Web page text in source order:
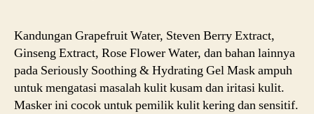
Kandungan Grapefruit Water, Steven Berry Extract,
Ginseng Extract, Rose Flower Water, dan bahan lainnya
pada Seriously Soothing & Hydrating Gel Mask ampuh
untuk mengatasi masalah kulit kusam dan iritasi kulit.
Masker ini cocok untuk pemilik kulit kering dan sensitif.